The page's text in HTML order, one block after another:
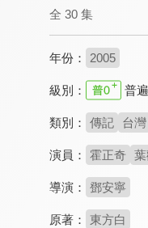
全 30 集
年份： 2005
級別： 普
類別： 傳記 台灣
演員： 霍正奇
導演： 鄧安寧
原著： 東方白